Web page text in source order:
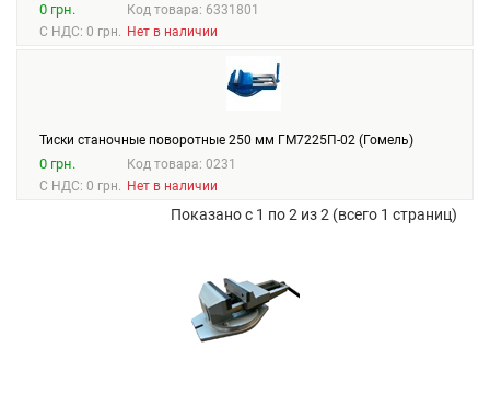
0 грн.
С НДС: 0 грн.
Код товара: 6331801
Нет в наличии
Тиски станочные поворотные 250 мм ГМ7225П-02 (Гомель)
0 грн.
С НДС: 0 грн.
Код товара: 0231
Нет в наличии
Показано с 1 по 2 из 2 (всего 1 страниц)